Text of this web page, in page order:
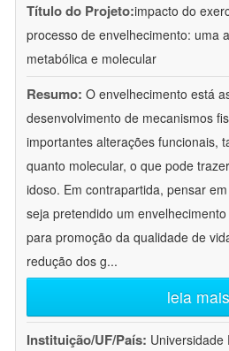
Título do Projeto:impacto do
processo de envelhecimento: uma
metabólica e molecular
Resumo: O envelhecimento está
desenvolvimento de mecanismos
importantes alterações funcionais,
quanto molecular, o que pode
idoso. Em contrapartida, pensar
seja pretendido um
para promoção da qualidade de
redução dos g...
leia mais
Instituição/UF/País: Universidade